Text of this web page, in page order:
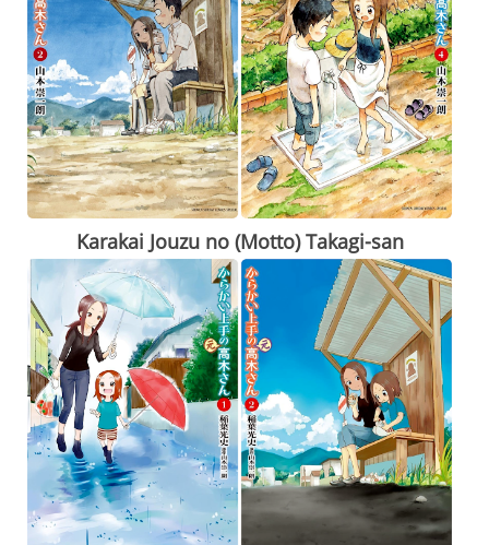
Karakai Jouzu no (Motto) Takagi-san